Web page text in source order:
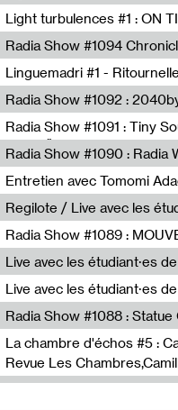
Lutèce Lockness
Jérôme Game,Jean-Michel
Reboot.fm
Linguemadri #1 -
Meris Angioletti
Radia Show #1092 :
Diffusion FM
Radia Show #1091 : Tiny
Radio Študent
Wave Farm
Entretien avec Tomomi
Tomomi Adachi,Loraine
Radio Panik
Live avec les étudiant·es
Live avec les étudiant·es
Resonance
La chambre d'échos #5 :
Revue Les